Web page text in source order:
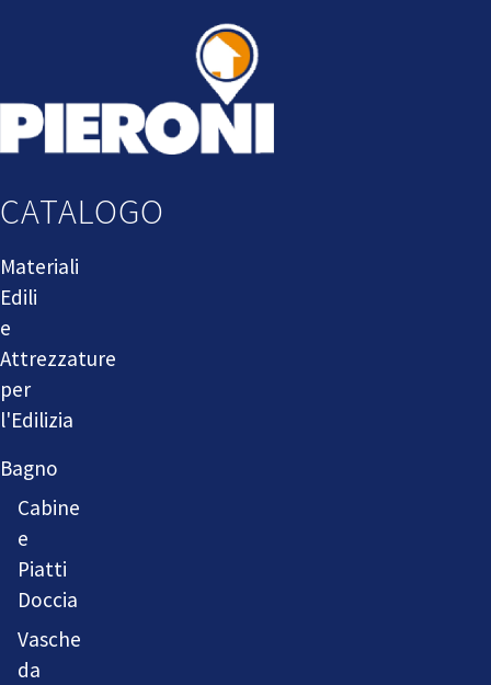
CATALOGO
Materiali
Edili
e
Attrezzature
per
l'Edilizia
Bagno
Cabine
e
Piatti
Doccia
Vasche
da